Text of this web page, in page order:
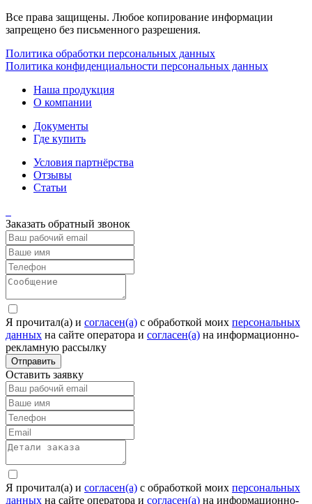
Все права защищены. Любое копирование информации
запрещено без письменного разрешения.
Политика обработки персональных данных
Политика конфиденциальности персональных данных
Наша продукция
О компании
Документы
Где купить
Условия партнёрства
Отзывы
Статьи
Заказать обратный звонок
Я прочитал(а) и согласен(а) c обработкой моих персональных
данных на сайте оператора и согласен(а) на информационно-
рекламную рассылку
Отправить
Оставить заявку
Я прочитал(а) и согласен(а) c обработкой моих персональных
данных на сайте оператора и согласен(а) на информационно-